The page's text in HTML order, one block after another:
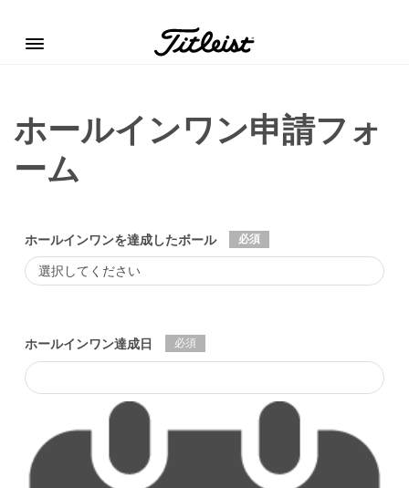
Menu
ホールインワン申請フォ
ーム
ホールインワンを達成したボール 必須
ホールインワン達成日 必須